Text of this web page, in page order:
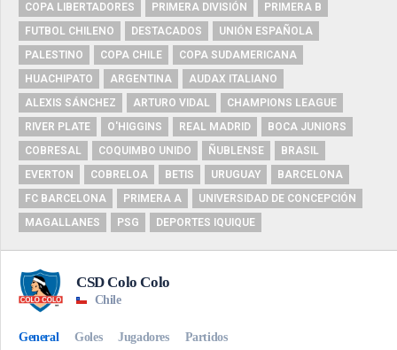
COPA LIBERTADORES
PRIMERA DIVISIÓN
PRIMERA B
FUTBOL CHILENO
DESTACADOS
UNIÓN ESPAÑOLA
PALESTINO
COPA CHILE
COPA SUDAMERICANA
HUACHIPATO
ARGENTINA
AUDAX ITALIANO
ALEXIS SÁNCHEZ
ARTURO VIDAL
CHAMPIONS LEAGUE
RIVER PLATE
O'HIGGINS REAL MADRID
BOCA JUNIORS
COBRESAL
COQUIMBO UNIDO ÑUBLENSE
BRASIL
EVERTON
COBRELOA BETIS URUGUAY
BARCELONA
FC BARCELONA
PRIMERA A
UNIVERSIDAD DE CONCEPCIÓN
MAGALLANES
PSG DEPORTES IQUIQUE